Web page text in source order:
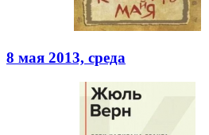
8 мая 2013, среда